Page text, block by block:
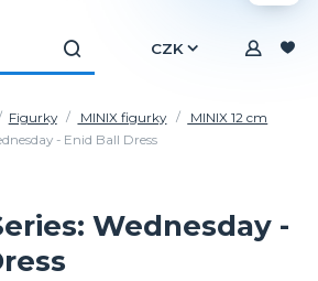
CZK
Figurky MINIX figurky
MINIX 12 cm
- Enid Ball Dress
Wednesday -